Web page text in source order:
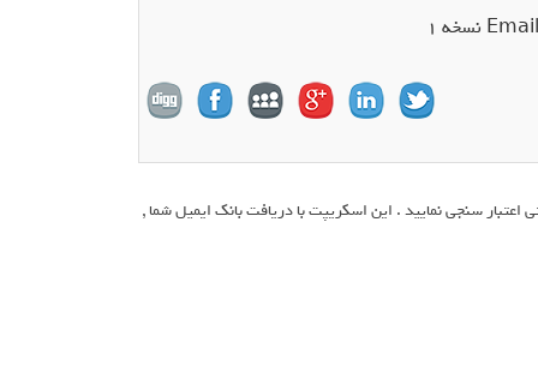
اعتبار سنجی نمایید . این اسکریپت با دریافت بانک ایمیل شما ,